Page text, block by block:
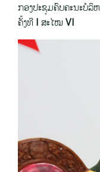
ກອງປະຊຸມຄົບຄະນະບໍລິ
ຄັ້ງທີ I ສະໄໝ VI